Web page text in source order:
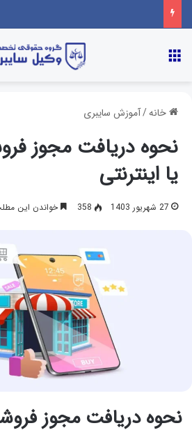
خانه/آموزش سایبری
نحوه دریافت مجوز
یا اینترنتی
27 شهریور 1403 358 خواندن این مطلب 4 دقیقه زمان
نحوه دریافت مجوز